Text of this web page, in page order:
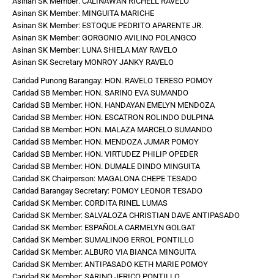
Asinan SK Member: MINGUITA MARICHE
Asinan SK Member: ESTOQUE PEDRITO APARENTE JR.
Asinan SK Member: GORGONIO AVILINO POLANGCO
Asinan SK Member: LUNA SHIELA MAY RAVELO
Asinan SK Secretary MONROY JANKY RAVELO
Caridad Punong Barangay: HON. RAVELO TERESO POMOY
Caridad SB Member: HON. SARINO EVA SUMANDO
Caridad SB Member: HON. HANDAYAN EMELYN MENDOZA
Caridad SB Member: HON. ESCATRON ROLINDO DULPINA
Caridad SB Member: HON. MALAZA MARCELO SUMANDO
Caridad SB Member: HON. MENDOZA JUMAR POMOY
Caridad SB Member: HON. VIRTUDEZ PHILIP OPEDER
Caridad SB Member: HON. DUMALE DINDO MINGUITA
Caridad SK Chairperson: MAGALONA CHEPE TESADO
Caridad Barangay Secretary: POMOY LEONOR TESADO
Caridad SK Member: CORDITA RINEL LUMAS
Caridad SK Member: SALVALOZA CHRISTIAN DAVE ANTIPASADO
Caridad SK Member: ESPAÑOLA CARMELYN GOLGAT
Caridad SK Member: SUMALINOG ERROL PONTILLO
Caridad SK Member: ALBURO VIA BIANCA MINGUITA
Caridad SK Member: ANTIPASADO KETH MARIE POMOY